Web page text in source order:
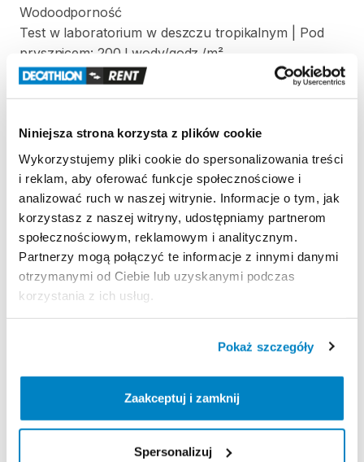
Niniejsza strona korzysta z plików cookie
Wykorzystujemy pliki cookie do spersonalizowania treści
i reklam, aby oferować funkcje społecznościowe i
analizować ruch w naszej witrynie. Informacje o tym, jak
korzystasz z naszej witryny, udostępniamy partnerom
społecznościowym, reklamowym i analitycznym.
Partnerzy mogą połączyć te informacje z innymi danymi
otrzymanymi od Ciebie lub uzyskanymi podczas
korzystania z ich usług.
Pokaż szczegóły
Zaakceptuj i zamknij
Spersonalizuj
Wodoodporność
Test w laboratorium w deszczu tropikalnym
Pod
prysznicem: 200 l wody​/​godz. ​/​m²
tunelu aerodynamicznym
Łatwość
transportu
Prostokątny pokrowiec | 65 x 30 x 25 cm | 48 litry |
10​,​6 kg
Strona produktu w sklepie
REGULAMIN
Regulamin wypożyczalni